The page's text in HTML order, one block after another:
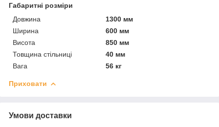
Габаритні розміри
Довжина
1300 мм
Ширина
600 мм
Висота
850 мм
Товщина стільниці
40 мм
Вага
56 кг
Приховати
Умови доставки